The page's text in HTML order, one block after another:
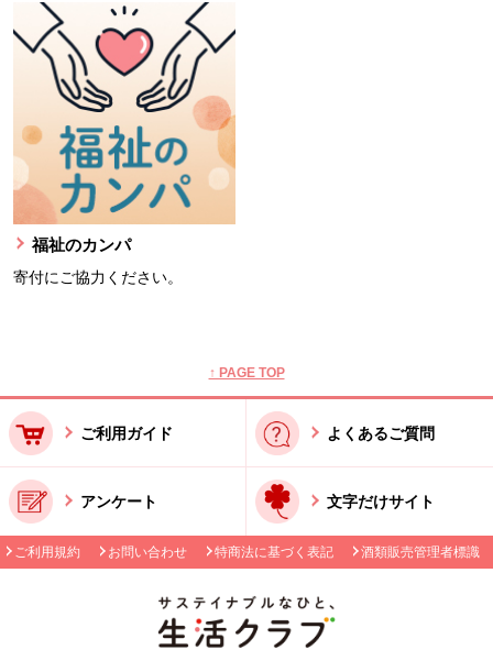
福祉のカンパ
寄付にご協力ください。
↑ PAGE TOP
ご利用ガイド よくあるご質問
アンケート 文字だけサイト
ご利用規約 お問い合わせ 特商法に基づく表記 酒類販売管理者標識